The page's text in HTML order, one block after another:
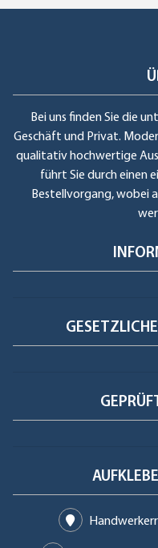
Bei uns finden Sie die
Geschäft und Privat.
qualitativ hochwertige
führt Sie durch einen
Bestellvorgang, wobei